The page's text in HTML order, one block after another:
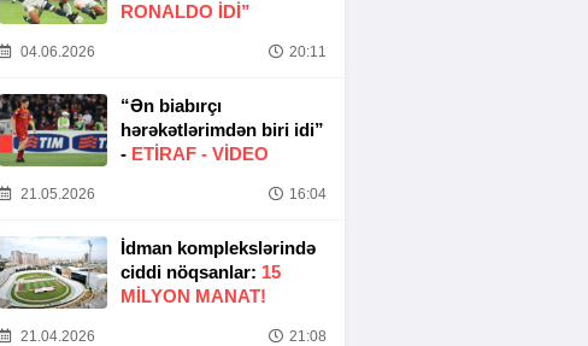
RONALDO IDI”
04.06.2026 20:11
“Ən biabırçı
hərəkətlərimdən biri idi”
- ETIRAF - VİDEO
21.05.2026 16:04
İdman komplekslərində
ciddi nöqsanlar: 15
MILYON MANAT!
21.04.2026 21:08